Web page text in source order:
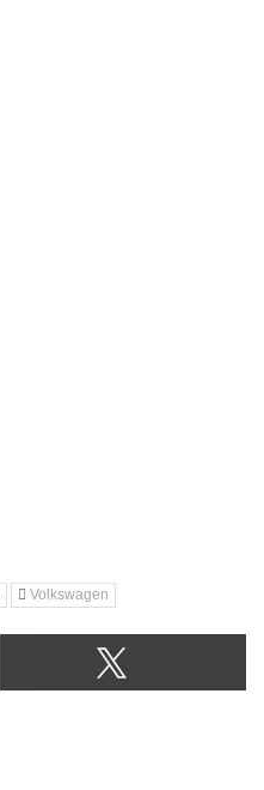
Volkswagen